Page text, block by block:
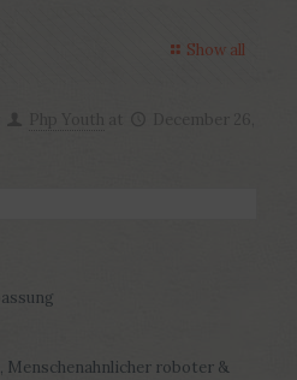
Show all
Menschenahnlicher roboter &